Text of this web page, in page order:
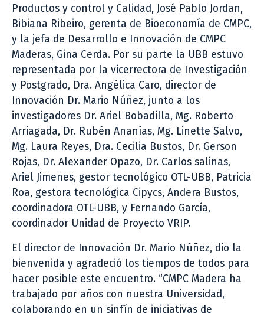
Productos y control y Calidad, José Pablo Jordan,
Bibiana Ribeiro, gerenta de Bioeconomía de CMPC,
y la jefa de Desarrollo e Innovación de CMPC
Maderas, Gina Cerda. Por su parte la UBB estuvo
representada por la vicerrectora de Investigación
y Postgrado, Dra. Angélica Caro, director de
Innovación Dr. Mario Núñez, junto a los
investigadores Dr. Ariel Bobadilla, Mg. Roberto
Arriagada, Dr. Rubén Ananías, Mg. Linette Salvo,
Mg. Laura Reyes, Dra. Cecilia Bustos, Dr. Gerson
Rojas, Dr. Alexander Opazo, Dr. Carlos salinas,
Ariel Jimenes, gestor tecnológico OTL-UBB, Patricia
Roa, gestora tecnológica Cipycs, Andera Bustos,
coordinadora OTL-UBB, y Fernando García,
coordinador Unidad de Proyecto VRIP.
El director de Innovación Dr. Mario Núñez, dio la
bienvenida y agradeció los tiempos de todos para
hacer posible este encuentro. “CMPC Madera ha
trabajado por años con nuestra Universidad,
colaborando en un sinfín de iniciativas de